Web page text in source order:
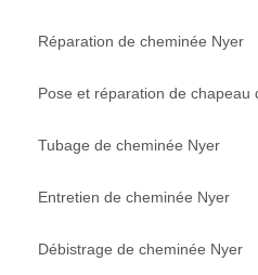
Réparation de cheminée Nyer
Pose et réparation de chapeau
Tubage de cheminée Nyer
Entretien de cheminée Nyer
Débistrage de cheminée Nyer